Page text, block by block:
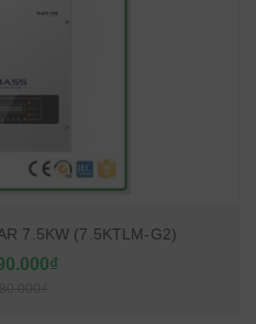
7.5KW (7.5KTLM-G2)